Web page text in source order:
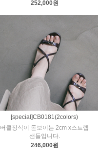
252,000원
[special]CB0181(2colors)
버클장식이 돋보이는 2cm x스트랩
샌들입니다.
246,000원